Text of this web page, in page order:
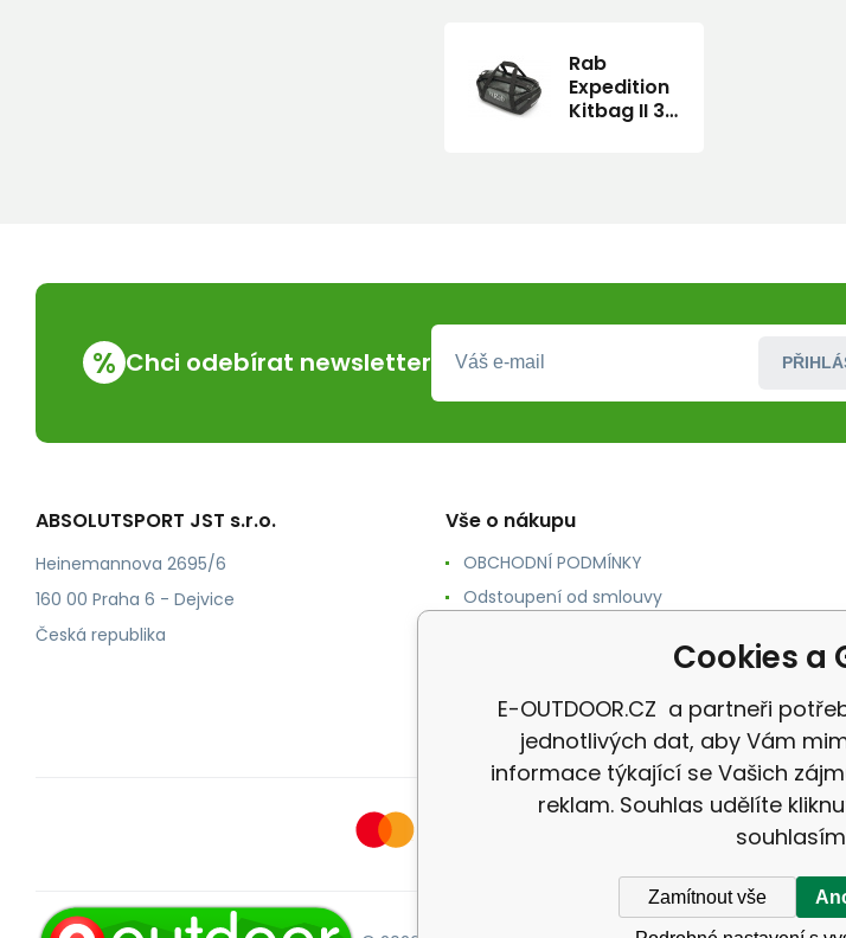
Rab
Expedition
Kitbag II 30
% Chci odebírat newsletter
ABSOLUTSPORT JST s.r.o.
Heinemannova 2695/6
160 00 Praha 6 - Dejvice
Česká republika
Vše o nákupu
OBCHODNÍ PODMÍNKY
Odstoupení od smlouvy
Ochrana osobních údajů
Cookies a
E-OUTDOOR.CZ a partneři
jednotlivých dat, aby Vám
informace týkající se Vašich
reklam. Souhlas udělíte
Zamítnout vše